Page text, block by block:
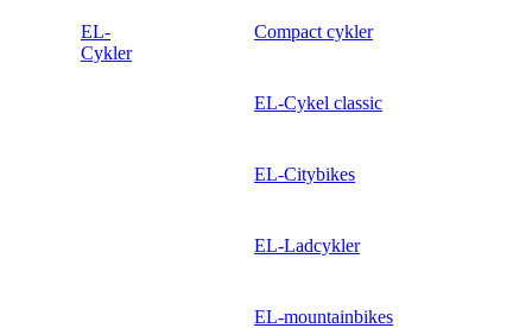
EL-
Cykler
Compact cykler
EL-Cykel classic
EL-Citybikes
EL-Ladcykler
EL-mountainbikes